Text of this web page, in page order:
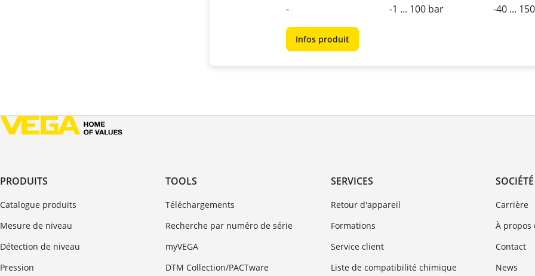
-
-1 ... 100 bar
-40 ...
Infos produit
PRODUITS
Catalogue produits
Mesure de niveau
Détection de niveau
Pression
TOOLS
Téléchargements
Recherche par numéro de série
myVEGA
DTM Collection/PACTware
SERVICES
Retour d'appareil
Formations
Service client
Liste de compatibilité chimique
SOCIÉTÉ
Carrière
À propos
Contact
News